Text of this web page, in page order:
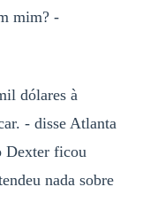
mim? -
dólares à
- disse Atlanta
Dexter ficou
nada sobre